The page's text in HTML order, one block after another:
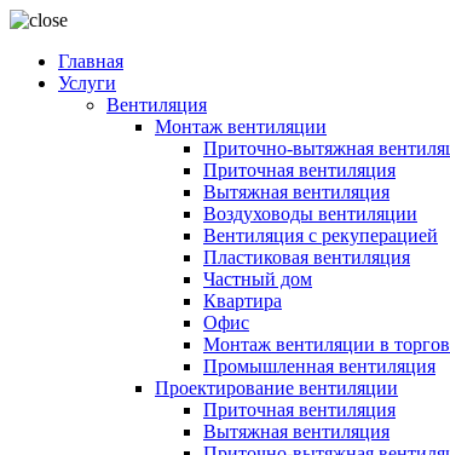
Главная
Услуги
Вентиляция
Монтаж вентиляции
Приточно-вытяжная
Приточная вентиляция
Вытяжная вентиляция
Воздуховоды вентиляции
Вентиляция с рекуперацией
Пластиковая вентиляция
Частный дом
Квартира
Офис
Монтаж вентиляции в
Промышленная вентиляция
Проектирование вентиляции
Приточная вентиляция
Вытяжная вентиляция